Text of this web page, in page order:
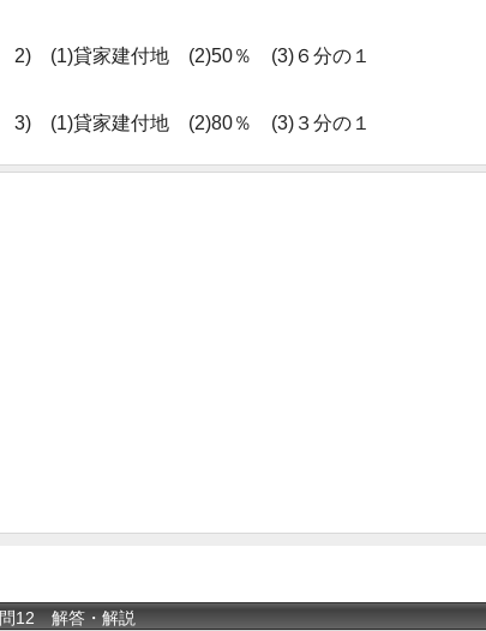
2) (1)貸家建付地 (2)50％ (3)６分の１
3) (1)貸家建付地 (2)80％ (3)３分の１
問12 解答・解説